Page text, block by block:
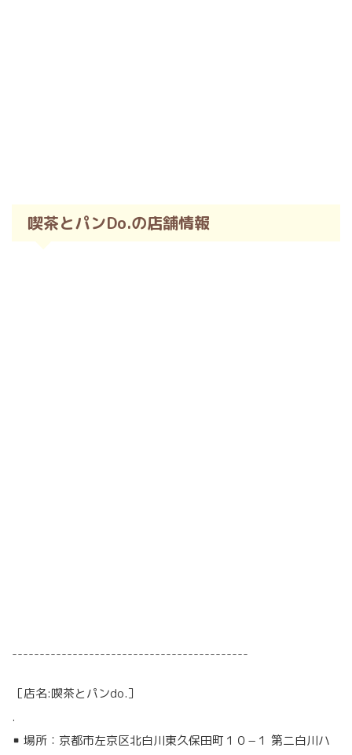
喫茶とパンDo.の店舗情報
-------------------------------------------
［店名:喫茶とパンdo.］
.
▪︎ 場所：京都市左京区北白川東久保田町１０−１ 第二白川ハ